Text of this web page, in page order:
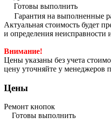
Готовы выполнить
Гарантия на выполненные
Актуальная стоимость будет
и определения неисправности
Внимание!
Цены указаны без учета
цену уточняйте у менеджеров
Цены
Ремонт кнопок
Готовы выполнить